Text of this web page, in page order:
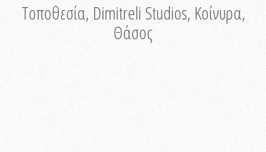
Τοποθεσία, Dimitreli Studios, Κοίνυρα,
Θάσος